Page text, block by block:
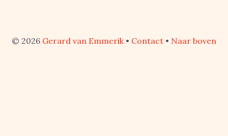
© 2026 Gerard van Emmerik• Contact • Naar boven